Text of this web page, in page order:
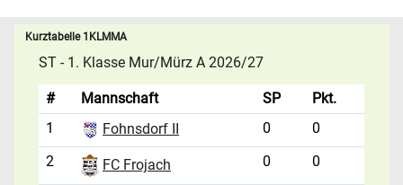
Kurztabelle 1KLMMA
ST - 1. Klasse Mur/Mürz A 2026/27
# Mannschaft SP
Pkt.
1
Fohnsdorf II 0
0
2
FC Frojach 0 0